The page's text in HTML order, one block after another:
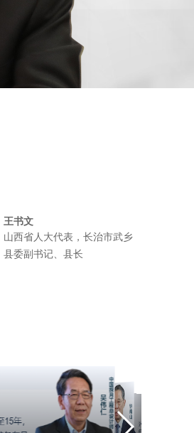
王书文
山西省人大代表，长治市武乡
县委副书记、县长